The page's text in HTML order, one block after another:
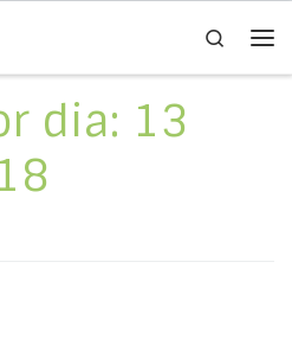
Search
dia: 13